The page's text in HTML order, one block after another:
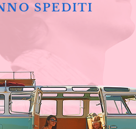
SPEDITI